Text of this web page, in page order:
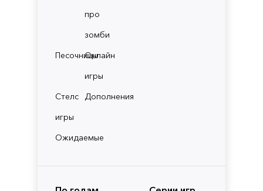
про
зомби
ПесочницыОнлайн
игры
Стелс
игры
Дополнения
Ожидаемые